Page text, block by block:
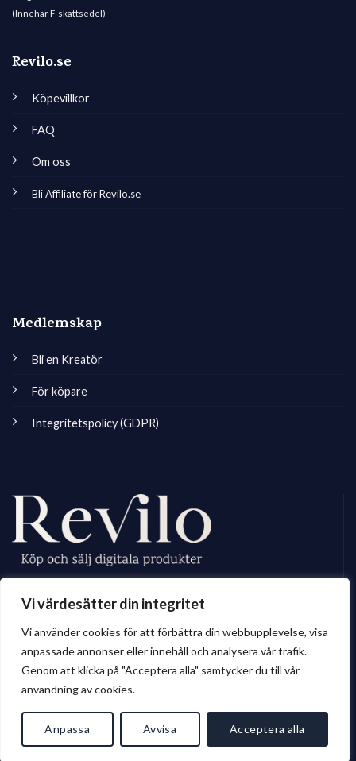
Vi värdesätter din integritet
Vi använder cookies för att förbättra din webbupplevelse, visa
anpassade annonser eller innehåll och analysera vår trafik.
Genom att klicka på "Acceptera alla" samtycker du till vår
användning av cookies.
Anpassa Avvisa Acceptera alla
erbjuder ett brett sortiment av digitalt material till privatperson och företag.
(Innehar F-skattsedel)
Revilo.se
Köpevillkor
FAQ
Om oss
Bli Affiliate för Revilo.se
Medlemskap
Bli en Kreatör
För köpare
Integritetspolicy (GDPR)
© 2026 Revilo.se